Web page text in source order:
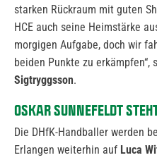
starken Rückraum mit guten
HCE auch seine Heimstärke
morgigen Aufgabe, doch wir
beiden Punkte zu erkämpfen“,
Sigtryggsson.
OSKAR SUNNEFELDT
Die DHfK-Handballer werden
Erlangen weiterhin auf Luca